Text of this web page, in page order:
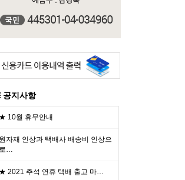
공지사항
★ 10월 휴무안내
원자재 인상과 택배사 배송비 인상으
로…
★ 2021 추석 연휴 택배 출고 마…